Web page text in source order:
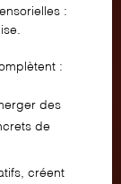
:
:
des
de
créent